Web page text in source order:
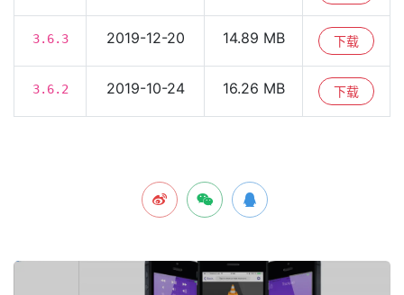
3.6.3 2019-12-20 14.89 MB 下载
3.6.2 2019-10-24 16.26 MB 下载